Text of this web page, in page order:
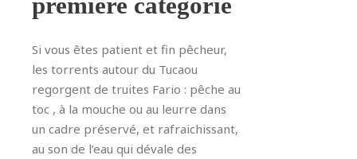
Si vous êtes patient et fin pêcheur,
les torrents autour du Tucaou
regorgent de truites Fario : pêche au
toc , à la mouche ou au leurre dans
un cadre préservé, et rafraichissant,
au son de l’eau qui dévale des